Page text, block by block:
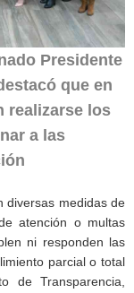
Presidente
que en
realizarse los
a las
diversas medidas de
atención o multas
ni responden las
parcial o total
de Transparencia,